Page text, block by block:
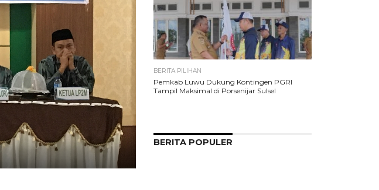
BERITA PILIHAN
Pemkab Luwu Dukung Kontingen PGRI
Tampil Maksimal di Porsenijar Sulsel
BERITA POPULER